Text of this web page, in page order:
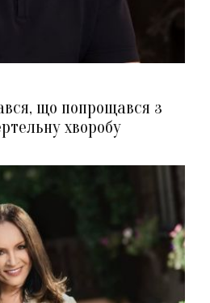
що попрощався з
хворобу